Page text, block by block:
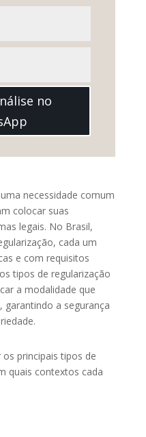
no
necessidade comum
colocar suas
legais. No Brasil,
cada um
e com requisitos
tipos de regularização
a modalidade que
garantindo a segurança
principais tipos de
quais contextos cada